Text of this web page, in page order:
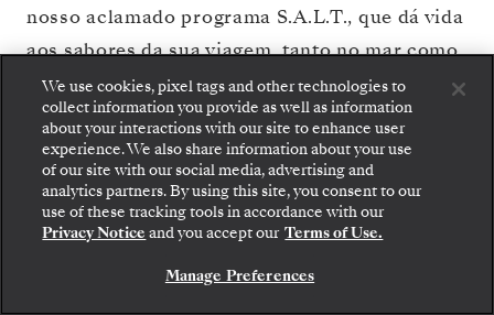
nosso aclamado programa S.A.L.T., que dá vida
aos sabores da sua viagem, tanto no mar como
em terra. Desfrute de um verdadeiro momento
de relaxamento no Otium Spa ou no convés
aberto com vista panorâmica para o mar.
Escreva a sua viagem a bordo doSilver Ray
uma viagem em que a luz e a água são os
protagonistas.
Embarque: escolha sua suíte e confira as tarifas e
os serviços inclusos antes de confirmar com
segurança sua viagem com a Silversea.
RESERVE A SUA SUITE
We use cookies, pixel tags and other technologies to
collect information you provide as well as information
about your interactions with our site to enhance user
experience. We also share information about your use
of our site with our social media, advertising and
analytics partners. By using this site, you consent to our
use of these tracking tools in accordance with our
Privacy Notice and you accept our Terms of Use.
Manage Preferences